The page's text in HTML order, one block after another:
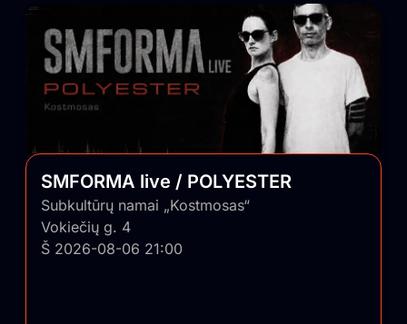
SMFORMA live / POLYESTER
Subkultūrų namai „Kostmosas“
Vokiečių g. 4
Š 2026-08-06 21:00